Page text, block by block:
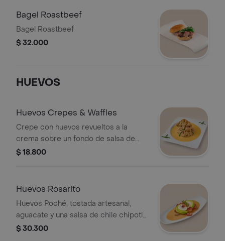
Bagel Roastbeef
Bagel Roastbeef
$ 32.000
HUEVOS
Huevos Crepes & Waffles
Crepe con huevos revueltos a la
crema sobre un fondo de salsa de
queso.
$ 18.800
Huevos Rosarito
Huevos Poché, tostada artesanal,
aguacate y una salsa de chile chipotle
resaltando el sabor de México.
$ 30.300